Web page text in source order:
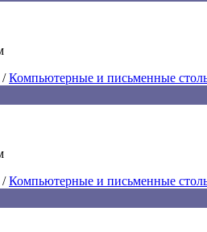
/Компьютерные и письменные
/Компьютерные и письменные